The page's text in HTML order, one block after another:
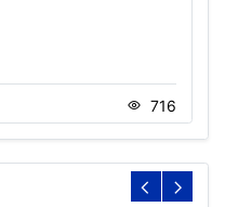
716